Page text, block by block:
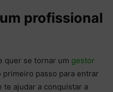
profissional
quer se tornar um gestor
primeiro passo para entrar
te ajudar a conquistar a